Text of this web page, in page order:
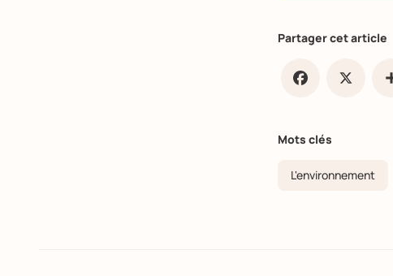
Partager cet article
Mots clés
L'environnement